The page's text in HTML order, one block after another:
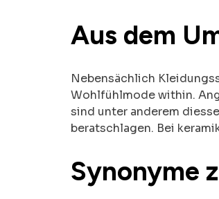
Aus dem
Nebensächlich
Wohlfühlmode within.
sind unter anderem
beratschlagen. Bei
Synonyme